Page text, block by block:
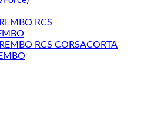
RCS
RCS CORSACORTA